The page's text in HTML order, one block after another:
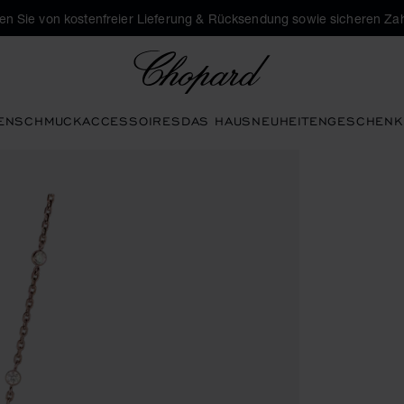
Sie von kostenfreier Lieferung & Rücksendung sowie sicheren
SCHMUCKACCESSOIRESDAS HAUSNEUHEITEN